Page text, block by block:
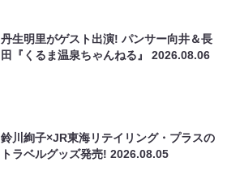
丹生明里がゲスト出演! パンサー向井＆長
田『くるま温泉ちゃんねる』2026.08.06
鈴川絢子×JR東海リテイリング・プラスの
トラベルグッズ発売!2026.08.05